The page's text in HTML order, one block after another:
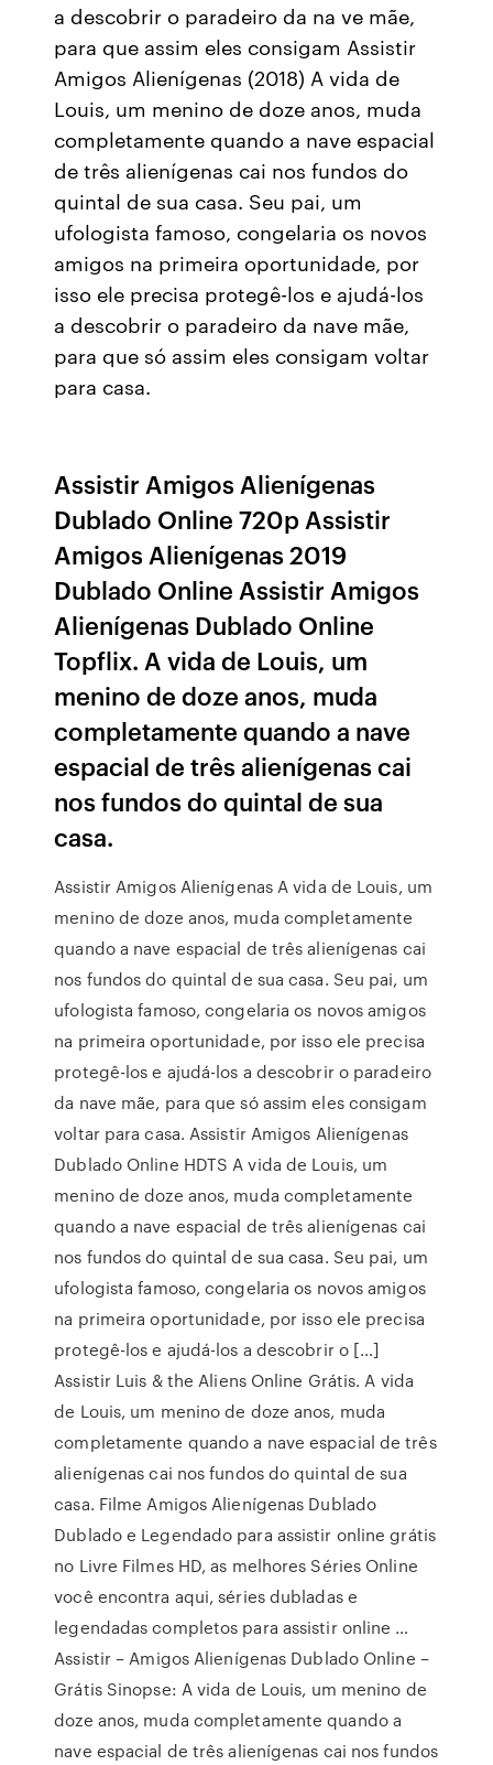
a descobrir o paradeiro da na ve mãe,
para que assim eles consigam Assistir
Amigos Alienígenas (2018) A vida de
Louis, um menino de doze anos, muda
completamente quando a nave espacial
de três alienígenas cai nos fundos do
quintal de sua casa. Seu pai, um
ufologista famoso, congelaria os novos
amigos na primeira oportunidade, por
isso ele precisa protegê-los e ajudá-los
a descobrir o paradeiro da nave mãe,
para que só assim eles consigam voltar
para casa.
Assistir Amigos Alienígenas
Dublado Online 720p Assistir
Amigos Alienígenas 2019
Dublado Online Assistir Amigos
Alienígenas Dublado Online
Topflix. A vida de Louis, um
menino de doze anos, muda
completamente quando a nave
espacial de três alienígenas cai
nos fundos do quintal de sua
casa.
Assistir Amigos Alienígenas A vida de Louis, um
menino de doze anos, muda completamente
quando a nave espacial de três alienígenas cai
nos fundos do quintal de sua casa. Seu pai, um
ufologista famoso, congelaria os novos amigos
na primeira oportunidade, por isso ele precisa
protegê-los e ajudá-los a descobrir o paradeiro
da nave mãe, para que só assim eles consigam
voltar para casa. Assistir Amigos Alienígenas
Dublado Online HDTS A vida de Louis, um
menino de doze anos, muda completamente
quando a nave espacial de três alienígenas cai
nos fundos do quintal de sua casa. Seu pai, um
ufologista famoso, congelaria os novos amigos
na primeira oportunidade, por isso ele precisa
protegê-los e ajudá-los a descobrir o […]
Assistir Luis & the Aliens Online Grátis. A vida
de Louis, um menino de doze anos, muda
completamente quando a nave espacial de três
alienígenas cai nos fundos do quintal de sua
casa. Filme Amigos Alienígenas Dublado
Dublado e Legendado para assistir online grátis
no Livre Filmes HD, as melhores Séries Online
você encontra aqui, séries dubladas e
legendadas completos para assistir online …
Assistir – Amigos Alienígenas Dublado Online –
Grátis Sinopse: A vida de Louis, um menino de
doze anos, muda completamente quando a
nave espacial de três alienígenas cai nos fundos